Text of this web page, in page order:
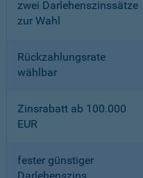
zwei Darlehenszinssätze
zur Wahl
Rückzahlungsrate
wählbar
Zinsrabatt ab 100.000
EUR
fester günstiger